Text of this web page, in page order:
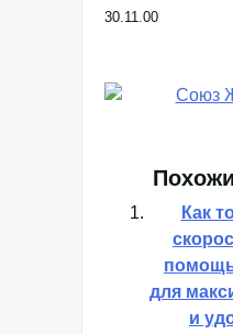
30.11.00
Как
для
и